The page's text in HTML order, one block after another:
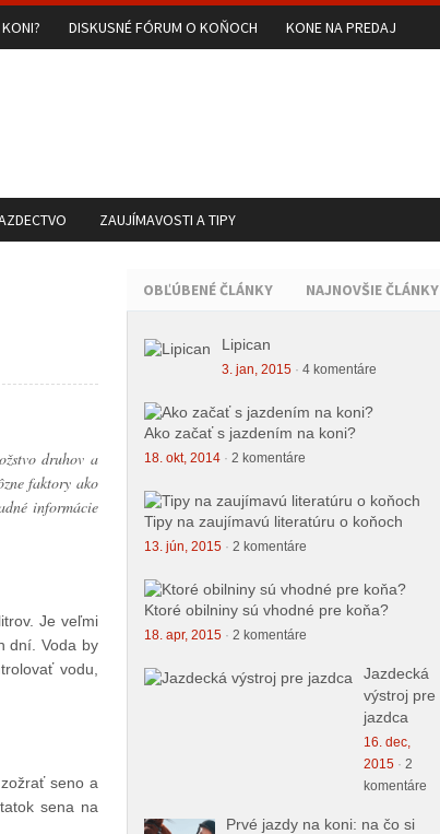
DISKUSNÉ FÓRUM O KOŇOCH KONE NA PREDAJ
ZAUJÍMAVOSTI A TIPY
druhov a
faktory ako
informácie
Je veľmi
dní. Voda by
vodu,
seno a
sena na
OBĽÚBENÉ ČLÁNKY NAJNOVŠIE ČLÁNKY
Lipican
3. jan, 2015· 4 komentáre
Ako začať s jazdením na koni?
18. okt, 2014· 2 komentáre
Tipy na zaujímavú literatúru o koňoch
13. jún, 2015· 2 komentáre
Ktoré obilniny sú vhodné pre koňa?
18. apr, 2015· 2 komentáre
Jazdecká
výstroj pre
jazdca
16. dec,
2015· 2
komentáre
Prvé jazdy na koni: na čo si